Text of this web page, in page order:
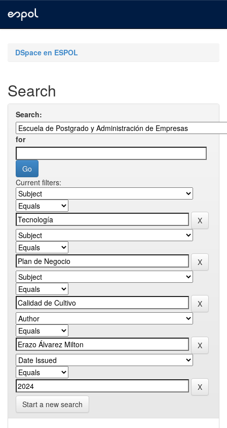
navigationDSpace en ESPOL
Search
Search:
for
Current filters:
Start a new search